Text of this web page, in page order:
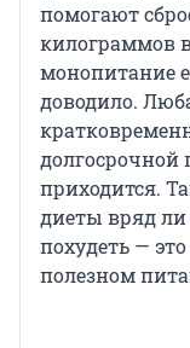
помогают
килограммов
монопитание
доводило.
долгосрочной
приходится.
диеты вряд
похудеть —
полезном